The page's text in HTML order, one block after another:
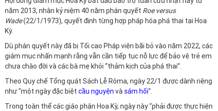
năm 2013, nhân kỷ niệm 40 năm phán quyết Roe versus
Wade(22/1/1973), quyết định từng hợp pháp hóa phá thai tại Hoa
Kỳ.
Dù phán quyết này đã bị Tối cao Pháp viện bãi bỏ vào năm 2022, các
giám mục nhấn mạnh rằng vẫn cần tiếp tục nỗ lực để bảo vệ trẻ em
chưa chào đời và các bà mẹ khỏi “thảm kịch của phá thai”.
Theo Quy chế Tổng quát Sách Lễ Rôma, ngày 22/1 được dành riêng
như “một ngày đặc biệt cầu nguyện vàsám hối”.
Trong toàn thể các giáo phận Hoa Kỳ, ngày này “phải được thực hiện